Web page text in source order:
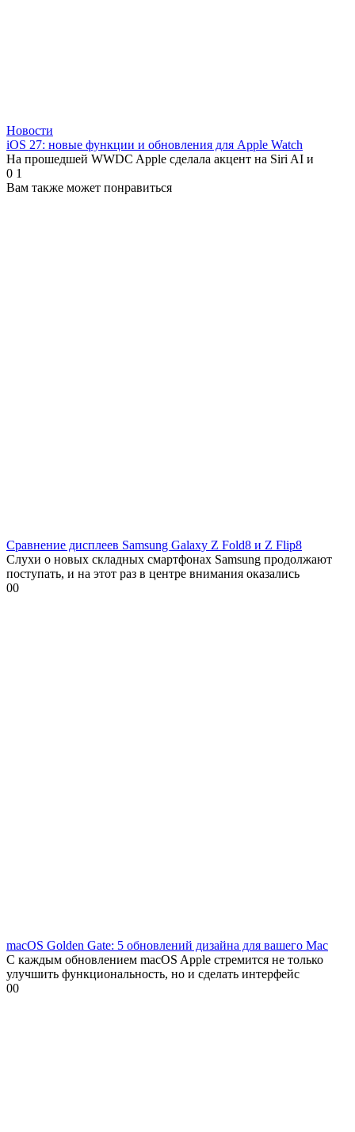
Новости
iOS 27: новые функции и обновления для Apple Watch
На прошедшей WWDC Apple сделала акцент на Siri AI и
0 1
Вам также может понравиться
Сравнение дисплеев Samsung Galaxy Z Fold8 и Z Flip8
Слухи о новых складных смартфонах Samsung продолжают
поступать, и на этот раз в центре внимания оказались
00
macOS Golden Gate: 5 обновлений дизайна для вашего Mac
С каждым обновлением macOS Apple стремится не только
улучшить функциональность, но и сделать интерфейс
00